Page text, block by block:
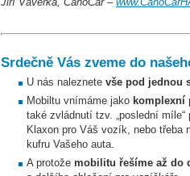
Srdečně Vás zveme do
U nás naleznete vše pod jednou
Mobiltu vnímáme jako komplexní
také zvládnutí tzv. „poslední
Klaxon pro Váš vozík, nebo třeba
kufru Vašeho auta.
A protože mobilitu řešíme až do